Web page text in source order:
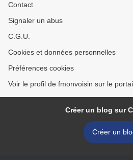
Contact
Signaler un abus
C.G.U.
Cookies et données personnelles
Préférences cookies
Voir le profil de fmonvoisin sur le
Créer un blog sur
Créer un